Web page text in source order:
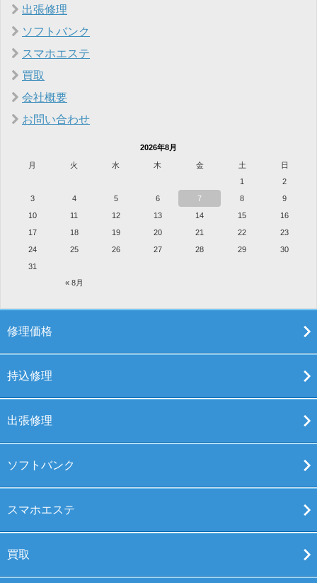
出張修理
ソフトバンク
スマホエステ
買取
会社概要
お問い合わせ
2026年8月
月 火 水 木 金 土 日
« 8月
1
2
3
4 5 6 7 8
9
10
11 12 13 14 15
16
17
18 19 20 21 22
23
24
25 26 27 28 29
30
31
修理価格
持込修理
出張修理
ソフトバンク
スマホエステ
買取